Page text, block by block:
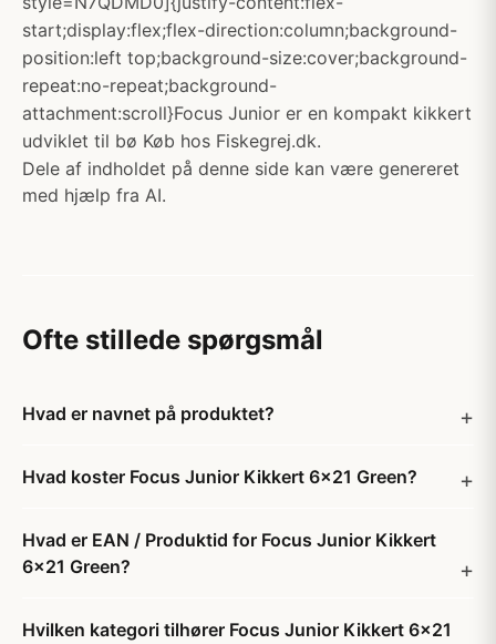
start;display:flex;flex-direction:column;background-
position:left top;background-size:cover;background-
repeat:no-repeat;background-
attachment:scroll}Focus Junior er en kompakt kikkert
udviklet til bø Køb hos Fiskegrej.dk.
Dele af indholdet på denne side kan være genereret
med hjælp fra AI.
Ofte stillede spørgsmål
Hvad er navnet på produktet?
Hvad koster Focus Junior Kikkert 6x21 Green?
Hvad er EAN / Produktid for Focus Junior Kikkert
6x21 Green?
Hvilken kategori tilhører Focus Junior Kikkert 6x21